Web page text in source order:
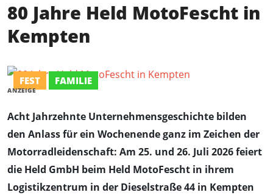
80 Jahre Held MotoFescht in
Kempten
FEST FAMILIE
ANZEIGE
Acht Jahrzehnte Unternehmensgeschichte bilden
den Anlass für ein Wochenende ganz im Zeichen der
Motorradleidenschaft: Am 25. und 26. Juli 2026 feiert
die Held GmbH beim Held MotoFescht in ihrem
Logistikzentrum in der Dieselstraße 44 in Kempten